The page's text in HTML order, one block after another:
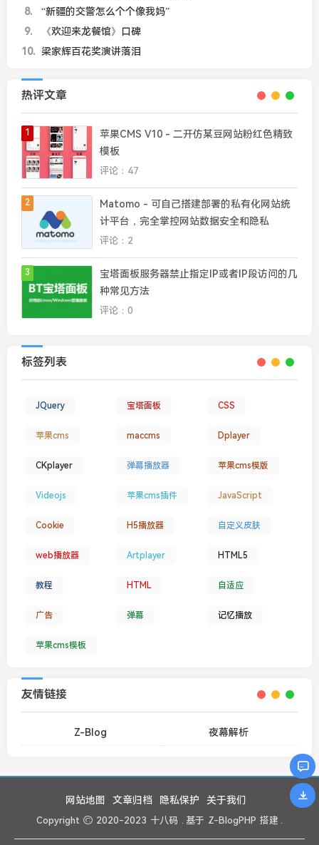
8
“新疆的交警怎么个个像我妈”
9
《欢迎来龙餐馆》口碑
10
梁家辉百花奖演讲落泪
热评文章
1
苹果CMS V10 - 二开仿某豆网站粉红色精致
模板
评论：47
2
Matomo - 可自己搭建部署的私有化网站统
计平台，完全掌控网站数据安全和隐私
评论：2
3
宝塔面板服务器禁止指定IP或者IP段访问的几
种常见方法
评论：0
标签列表
JQuery 宝塔面板 CSS
苹果cms maccms Dplayer
CKplayer 弹幕播放器 苹果cms模版
Videojs 苹果cms插件 JavaScript
Cookie H5播放器 自定义皮肤
web播放器 Artplayer HTML5
教程 HTML 自适应
广告 弹幕 记忆播放
苹果cms模板
友情链接
Z-Blog 夜幕解析
网站地图 文章归档 隐私保护 关于我们
Copyright 2020-2023 十八码 . 基于 Z-BlogPHP 搭建 .